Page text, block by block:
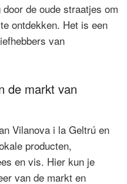
de oude straatjes om
ontdekken. Het is een
van
de markt van
Vilanova i la Geltrú en
producten,
en vis. Hier kun je
van de markt en